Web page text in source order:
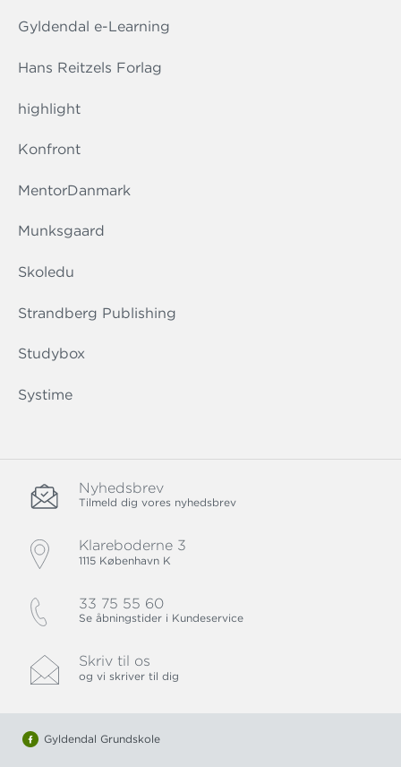
Gyldendal e-Learning
Hans Reitzels Forlag
highlight
Konfront
MentorDanmark
Munksgaard
Skoledu
Strandberg Publishing
Studybox
Systime
Nyhedsbrev
Tilmeld dig vores nyhedsbrev
Klareboderne 3
1115 København K
33 75 55 60
Se åbningstider i Kundeservice
Skriv til os
og vi skriver til dig
Gyldendal Grundskole